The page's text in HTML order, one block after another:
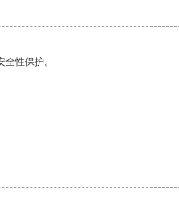
性保护。